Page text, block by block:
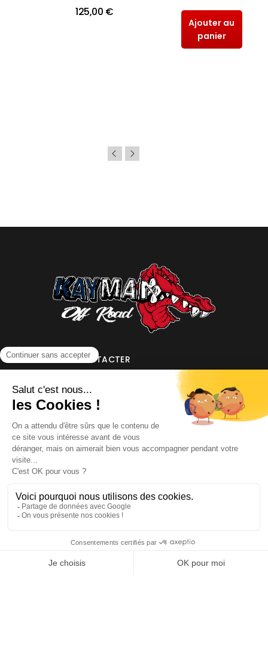
125,00 €
Ajouter au
panier
NOUS CONTACTER
INFORMATIONS
NOS PARTENAIRES
HORAIRES D'OUVERTURE
Création site ecommerce : SFIlMentions Légales